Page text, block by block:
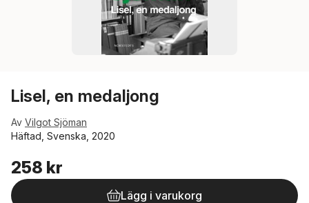
Lisel, en medaljong
Av Vilgot Sjöman
Häftad, Svenska, 2020
258 kr
Lägg i varukorg